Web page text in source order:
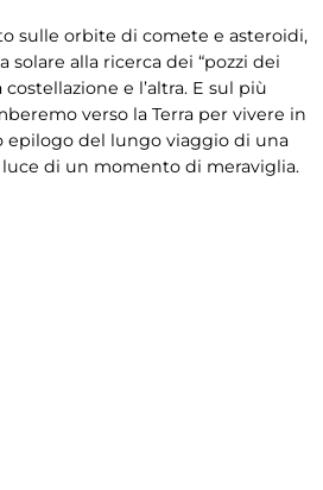
sulle orbite di comete e asteroidi,
solare alla ricerca dei “pozzi dei
e l’altra. E sul più
verso la Terra per vivere in
epilogo del lungo viaggio di una
di un momento di meraviglia.